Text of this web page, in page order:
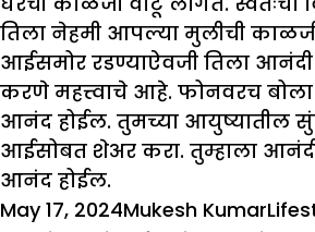
तिला नेहमी आपल्या मुलीची
आईसमोर रडण्याऐवजी तिला आनंदी
करणे महत्त्वाचे आहे. फोनवरच
आनंद होईल. तुमच्या आयुष्यातील
आईसोबत शेअर करा. तुम्हाला आनंदी
आनंद होईल.
Posted
May 17, 2024Author
Mukesh Kumar